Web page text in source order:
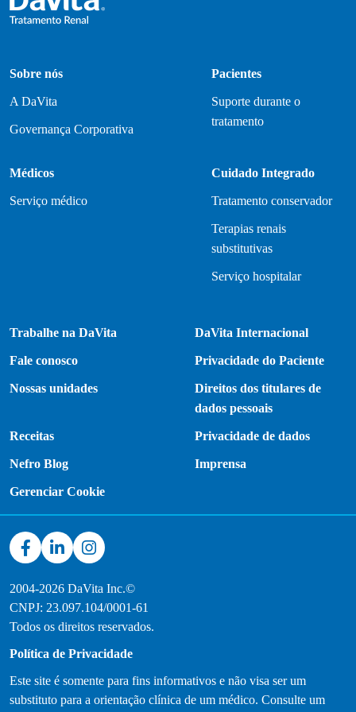
Sobre nós
A DaVita
Governança Corporativa
Pacientes
Suporte durante o
tratamento
Médicos
Serviço médico
Cuidado Integrado
Tratamento conservador
Terapias renais
substitutivas
Serviço hospitalar
Trabalhe na DaVita DaVita Internacional
Fale conosco Privacidade do Paciente
Nossas unidades
Direitos dos titulares de
dados pessoais
Receitas Privacidade de dados
Nefro Blog Imprensa
Gerenciar Cookie
2004-2026 DaVita Inc.©
CNPJ: 23.097.104/0001-61
Todos os direitos reservados.
Política de Privacidade
Este site é somente para fins informativos e não visa ser um
substituto para a orientação clínica de um médico. Consulte um